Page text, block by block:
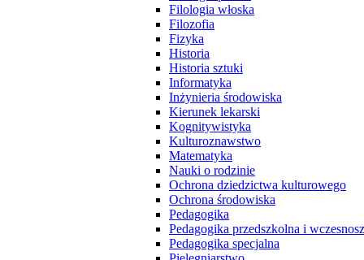
Filologia włoska
Filozofia
Fizyka
Historia
Historia sztuki
Informatyka
Inżynieria środowiska
Kierunek lekarski
Kognitywistyka
Kulturoznawstwo
Matematyka
Nauki o rodzinie
Ochrona dziedzictwa kulturowego
Ochrona środowiska
Pedagogika
Pedagogika przedszkolna i
Pedagogika specjalna